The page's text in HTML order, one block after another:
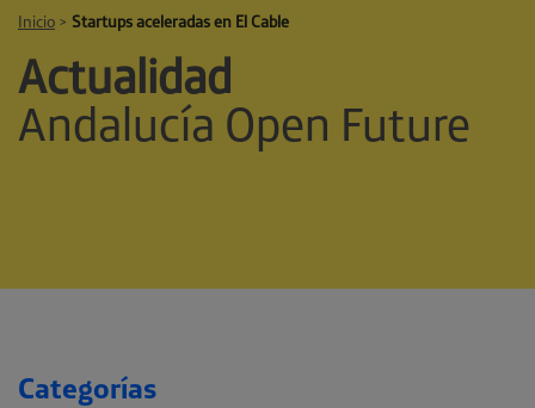
Inicio > Startups aceleradas en El Cable
Actualidad
Andalucía Open Future
Categorías